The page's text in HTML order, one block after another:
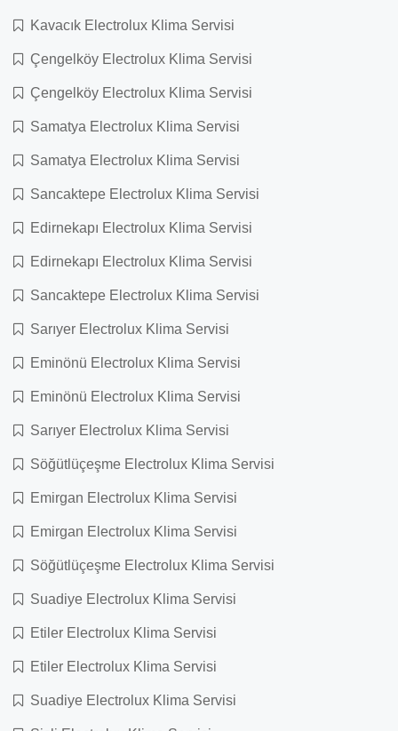
Kavacık Electrolux Klima Servisi
Çengelköy Electrolux Klima Servisi
Çengelköy Electrolux Klima Servisi
Samatya Electrolux Klima Servisi
Samatya Electrolux Klima Servisi
Sancaktepe Electrolux Klima Servisi
Edirnekapı Electrolux Klima Servisi
Edirnekapı Electrolux Klima Servisi
Sancaktepe Electrolux Klima Servisi
Sarıyer Electrolux Klima Servisi
Eminönü Electrolux Klima Servisi
Eminönü Electrolux Klima Servisi
Sarıyer Electrolux Klima Servisi
Söğütlüçeşme Electrolux Klima Servisi
Emirgan Electrolux Klima Servisi
Emirgan Electrolux Klima Servisi
Söğütlüçeşme Electrolux Klima Servisi
Suadiye Electrolux Klima Servisi
Etiler Electrolux Klima Servisi
Etiler Electrolux Klima Servisi
Suadiye Electrolux Klima Servisi